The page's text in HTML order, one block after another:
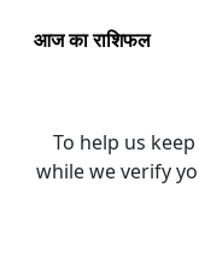
आज का राशिफल